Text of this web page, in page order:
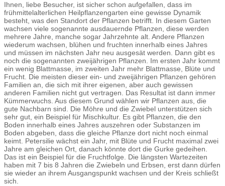
Ihnen, liebe Besucher, ist sicher schon aufgefallen, dass im
frühmittelalterlichen Heilpflanzengarten eine gewisse Dynamik
besteht, was den Standort der Pflanzen betrifft. In diesem Garten
wachsen viele sogenannte ausdauernde Pflanzen, diese werden
mehrere Jahre, manche sogar Jahrzehnte alt. Andere Pflanzen
wiederum wachsen, blühen und fruchten innerhalb eines Jahres
und müssen im nächsten Jahr neu ausgesät werden. Dann gibt es
noch die sogenannten zweijährigen Pflanzen. Im ersten Jahr kommt
ein wenig Blattmasse, im zweiten Jahr mehr Blattmasse, Blüte und
Frucht. Die meisten dieser ein- und zweijährigen Pflanzen gehören
Familien an, die sich mit ihrer eigenen, aber auch gewissen
anderen Familien nicht gut vertragen. Das Resultat ist dann immer
Kümmerwuchs. Aus diesem Grund wählen wir Pflanzen aus, die
gute Nachbarn sind. Die Möhre und die Zwiebel unterstützen sich
sehr gut, ein Beispiel für Mischkultur. Es gibt Pflanzen, die den
Boden innerhalb eines Jahres auszehren oder Substanzen im
Boden abgeben, dass die gleiche Pflanze dort nicht noch einmal
keimt. Petersilie wächst ein Jahr, mit Blüte und Frucht maximal zwei
Jahre am gleichen Ort, danach könnte dort die Gurke gedeihen.
Das ist ein Beispiel für die Fruchtfolge. Die längsten Wartezeiten
haben mit 7 bis 8 Jahren die Zwiebeln und Erbsen, erst dann dürfen
sie wieder an ihrem Ausgangspunkt wachsen und der Kreis schließt
sich.